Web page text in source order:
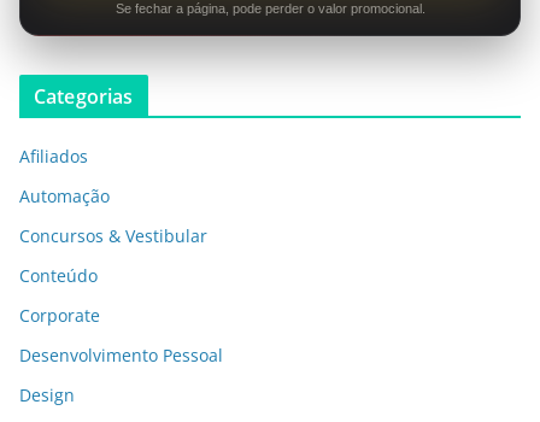
Se fechar a página, pode perder o valor promocional.
Categorias
Afiliados
Automação
Concursos & Vestibular
Conteúdo
Corporate
Desenvolvimento Pessoal
Design